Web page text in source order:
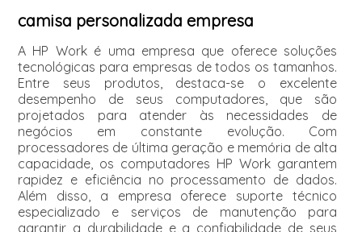
camisa personalizada empresa
A HP Work é uma empresa que oferece soluções
tecnológicas para empresas de todos os tamanhos.
Entre seus produtos, destaca-se o excelente
desempenho de seus computadores, que são
projetados para atender às necessidades de
negócios em constante evolução. Com
processadores de última geração e memória de alta
capacidade, os computadores HP Work garantem
rapidez e eficiência no processamento de dados.
Além disso, a empresa oferece suporte técnico
especializado e serviços de manutenção para
garantir a durabilidade e a confiabilidade de seus